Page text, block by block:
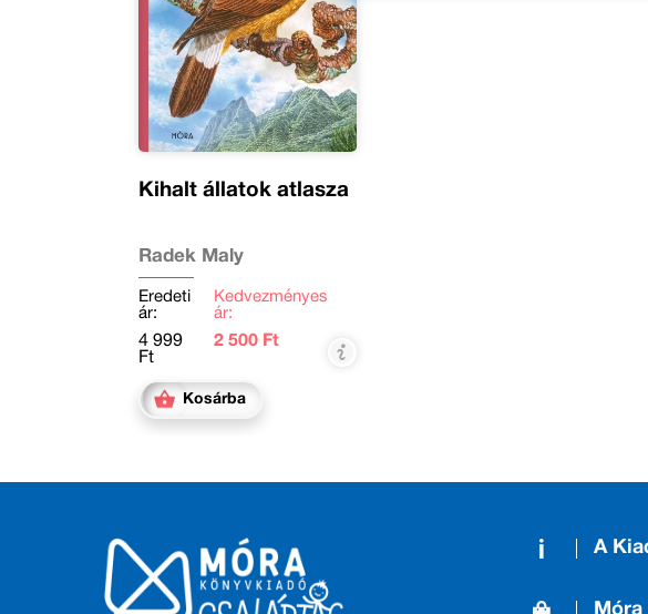
Kihalt állatok atlasza
Radek Maly
Eredeti
ár:
4 999
Ft
Kedvezményes
ár:
2 500 Ft
Kosárba
A